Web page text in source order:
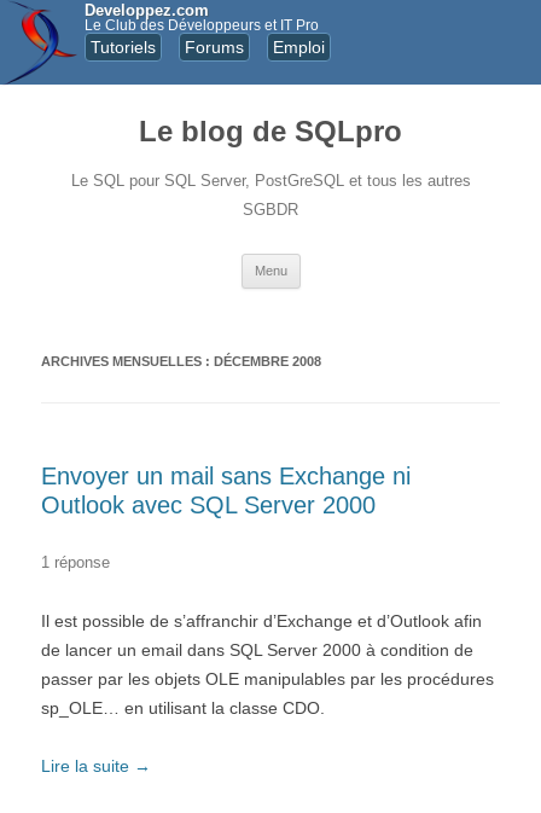
Developpez.com
Le Club des Développeurs et IT Pro
Tutoriels Forums Emploi
Le blog de SQLpro
Le SQL pour SQL Server, PostGreSQL et tous les autres
SGBDR
Menu
ARCHIVES MENSUELLES : DÉCEMBRE 2008
Envoyer un mail sans Exchange ni
Outlook avec SQL Server 2000
1 réponse
Il est possible de s’affranchir d’Exchange et d’Outlook afin
de lancer un email dans SQL Server 2000 à condition de
passer par les objets OLE manipulables par les procédures
sp_OLE… en utilisant la classe CDO.
Lire la suite →